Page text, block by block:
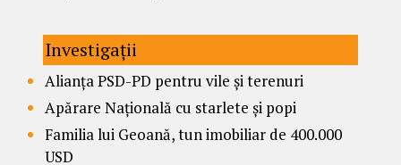
Investigații
Alianța PSD-PD pentru vile și terenuri
Apărare Națională cu starlete și popi
Familia lui Geoană, tun imobiliar de 400.000
USD